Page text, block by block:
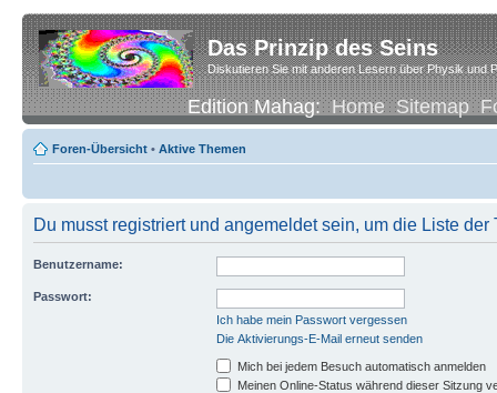
Das Prinzip des Seins
Diskutieren Sie mit anderen Lesern über Physik und
Edition Mahag:Home Sitemap
Foren-Übersicht • Aktive Themen
Du musst registriert und angemeldet sein, um die Liste
Benutzername:
Passwort:
Ich habe mein Passwort vergessen
Die Aktivierungs-E-Mail erneut senden
Mich bei jedem Besuch automatisch anmelden
Meinen Online-Status während dieser Sitzung